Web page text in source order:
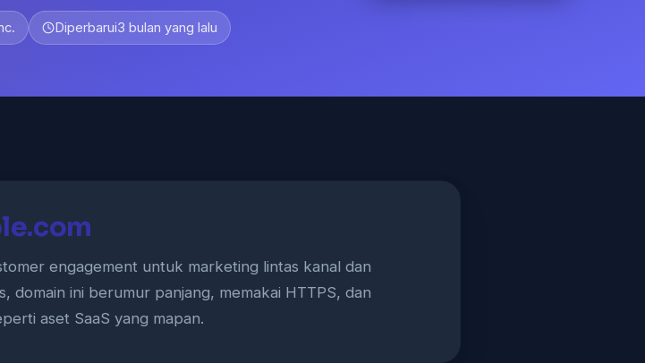
Diperbarui3 bulan yang lalu
engagement untuk marketing lintas kanal dan
domain ini berumur panjang, memakai HTTPS, dan
aset SaaS yang mapan.